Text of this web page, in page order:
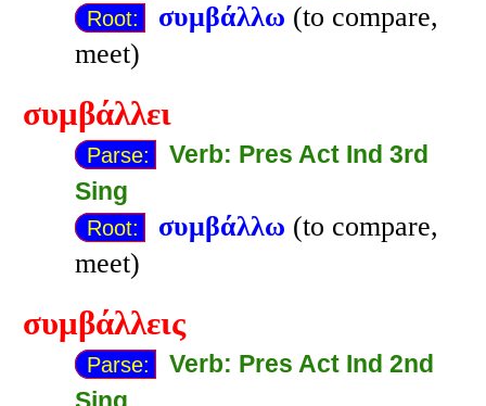
Root: συμβάλλω (to compare,
meet)
συμβάλλει
Parse:
Verb: Pres Act Ind 3rd
Sing
Root: συμβάλλω (to compare,
meet)
συμβάλλεις
Parse:
Verb: Pres Act Ind 2nd
Sing